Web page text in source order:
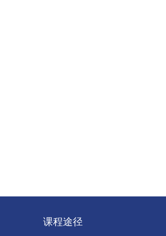
课程途径